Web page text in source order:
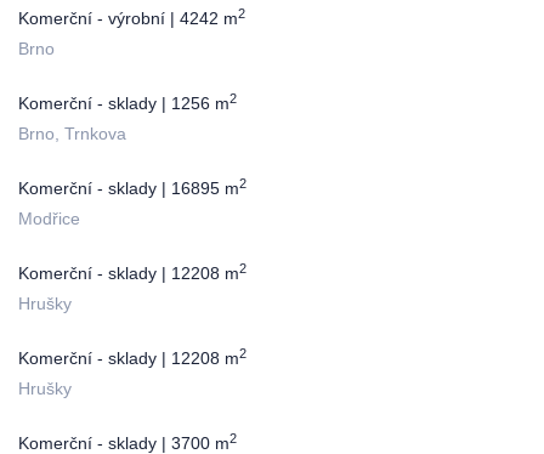
Komerční - výrobní | 4242 m2
Brno
Komerční - sklady | 1256 m2
Brno, Trnkova
Komerční - sklady | 16895 m2
Modřice
Komerční - sklady | 12208 m2
Hrušky
Komerční - sklady | 12208 m2
Hrušky
Komerční - sklady | 3700 m2